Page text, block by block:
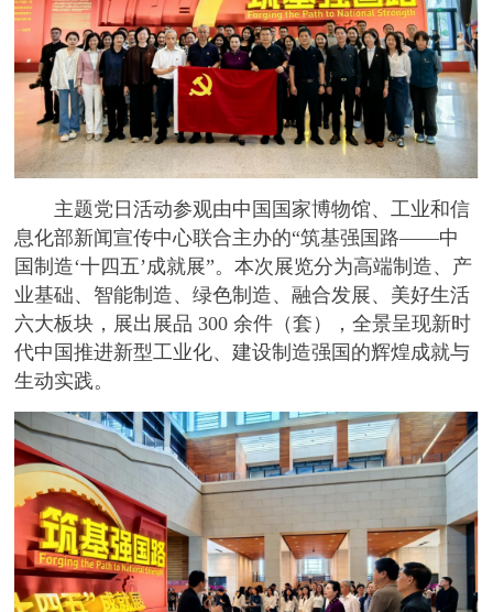
主题党日活动参观由中国国家博物馆、工业和信
息化部新闻宣传中心联合主办的“筑基强国路——中
国制造‘十四五’成就展”。本次展览分为高端制造、产
业基础、智能制造、绿色制造、融合发展、美好生活
六大板块，展出展品 300 余件（套），全景呈现新时
代中国推进新型工业化、建设制造强国的辉煌成就与
生动实践。